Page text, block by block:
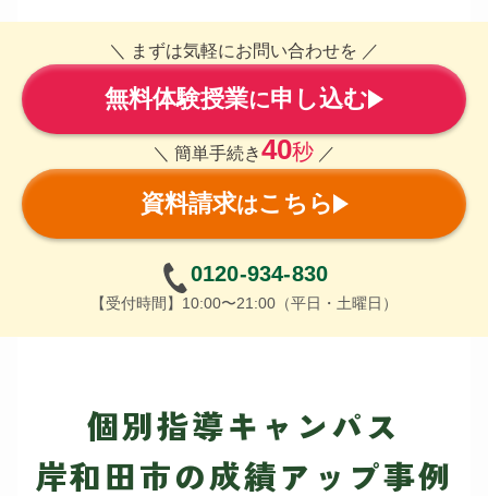
＼ まずは気軽にお問い合わせを ／
無料体験授業に申し込む
＼ 簡単手続き40秒 ／
資料請求はこちら
0120-934-830
【受付時間】10:00〜21:00（平日・土曜日）
個別指導キャンパス
岸和田市の成績アップ事例